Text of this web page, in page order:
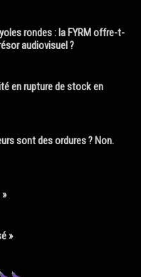
rondes : la FYRM offre-t-
audiovisuel ?
en rupture de stock en
sont des ordures ? Non.
»